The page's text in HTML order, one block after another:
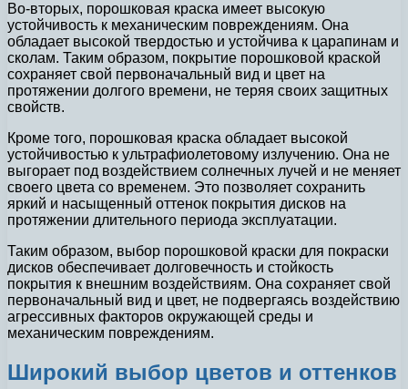
Во-вторых, порошковая краска имеет высокую
устойчивость к механическим повреждениям. Она
обладает высокой твердостью и устойчива к царапинам и
сколам. Таким образом, покрытие порошковой краской
сохраняет свой первоначальный вид и цвет на
протяжении долгого времени, не теряя своих защитных
свойств.
Кроме того, порошковая краска обладает высокой
устойчивостью к ультрафиолетовому излучению. Она не
выгорает под воздействием солнечных лучей и не меняет
своего цвета со временем. Это позволяет сохранить
яркий и насыщенный оттенок покрытия дисков на
протяжении длительного периода эксплуатации.
Таким образом, выбор порошковой краски для покраски
дисков обеспечивает долговечность и стойкость
покрытия к внешним воздействиям. Она сохраняет свой
первоначальный вид и цвет, не подвергаясь воздействию
агрессивных факторов окружающей среды и
механическим повреждениям.
Широкий выбор цветов и оттенков